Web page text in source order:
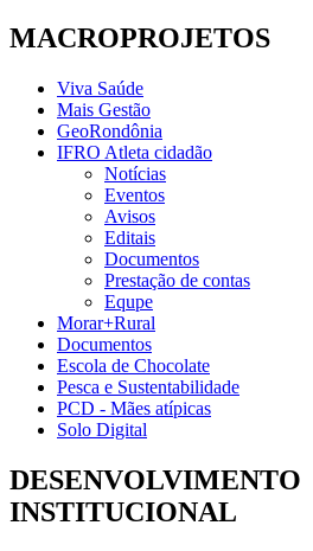
MACROPROJETOS
Viva Saúde
Mais Gestão
GeoRondônia
IFRO Atleta cidadão
Notícias
Eventos
Avisos
Editais
Documentos
Prestação de contas
Equpe
Morar+Rural
Documentos
Escola de Chocolate
Pesca e Sustentabilidade
PCD - Mães atípicas
Solo Digital
DESENVOLVIMENTO
INSTITUCIONAL